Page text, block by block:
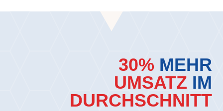
30% MEHR
UMSATZ IM
DURCHSCHNITT